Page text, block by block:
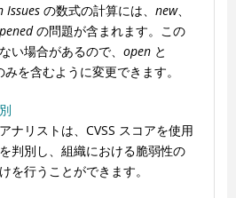
Issuesの数式の計算には、 new、
の問題が含まれます。この
い場合があるので、 openと
を含むように変更できます。
ナリストは、CVSS スコアを使用
判別し、組織における脆弱性の
を行うことができます。